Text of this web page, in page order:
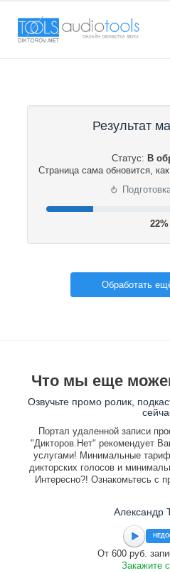
Результат
Статус: В
Страница сама обновится,
⟳
22%
Обработать
Что мы еще
Озвучьте промо ролик,
Портал удаленной записи
"Дикторов.Нет" рекомендует
услугами! Минимальные
дикторских голосов и
Интересно?! Ознакомьтесь с
Александр
От 600 руб.
Закажите